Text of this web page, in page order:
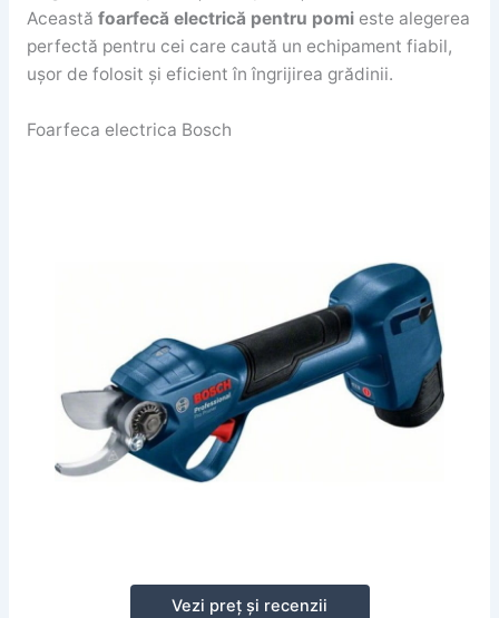
Această foarfecă electrică pentru pomieste alegerea
perfectă pentru cei care caută un echipament fiabil,
ușor de folosit și eficient în îngrijirea grădinii.
Foarfeca electrica Bosch
Vezi preț și recenzii